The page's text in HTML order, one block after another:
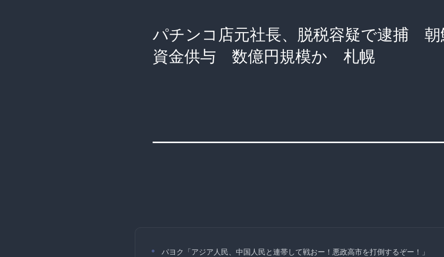
パチンコ店元社長、脱税容疑で逮捕 朝
資金供与 数億円規模か 札幌
パヨク「アジア人民、中国人民と連帯して戦おー！悪政高市を打倒するぞー！」